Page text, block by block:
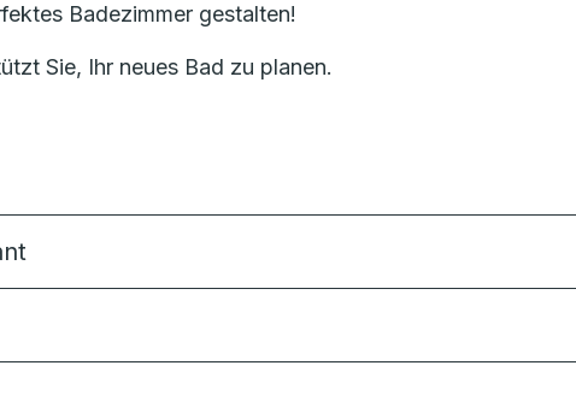
Badezimmer gestalten!
Sie, Ihr neues Bad zu planen.